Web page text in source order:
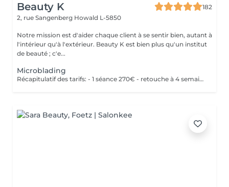
Beauty K
182
2, rue Sangenberg Howald L-5850
Notre mission est d'aider chaque client à se sentir bien, autant à
l'intérieur qu'à l'extérieur. Beauty K est bien plus qu'un institut
de beauté ; c'e...
Microblading
Récapitulatif des tarifs: - 1 séance 270€ - retouche à 4 semaines 50€ - retouche à 1 an 150€ - retouche 2 ans 200€